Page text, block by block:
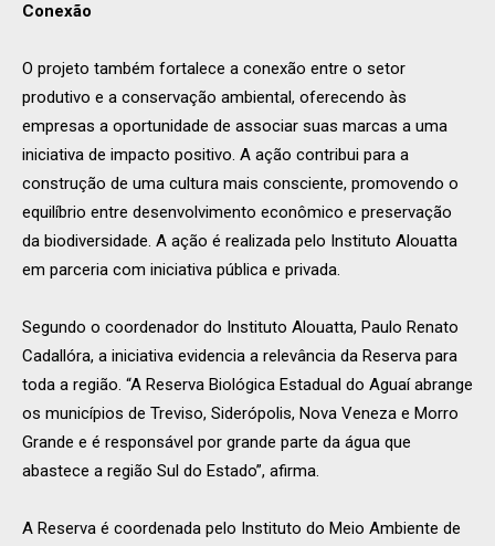
Conexão
O projeto também fortalece a conexão entre o setor
produtivo e a conservação ambiental, oferecendo às
empresas a oportunidade de associar suas marcas a uma
iniciativa de impacto positivo. A ação contribui para a
construção de uma cultura mais consciente, promovendo o
equilíbrio entre desenvolvimento econômico e preservação
da biodiversidade. A ação é realizada pelo Instituto Alouatta
em parceria com iniciativa pública e privada.
Segundo o coordenador do Instituto Alouatta, Paulo Renato
Cadallóra, a iniciativa evidencia a relevância da Reserva para
toda a região. “A Reserva Biológica Estadual do Aguaí abrange
os municípios de Treviso, Siderópolis, Nova Veneza e Morro
Grande e é responsável por grande parte da água que
abastece a região Sul do Estado”, afirma.
A Reserva é coordenada pelo Instituto do Meio Ambiente de